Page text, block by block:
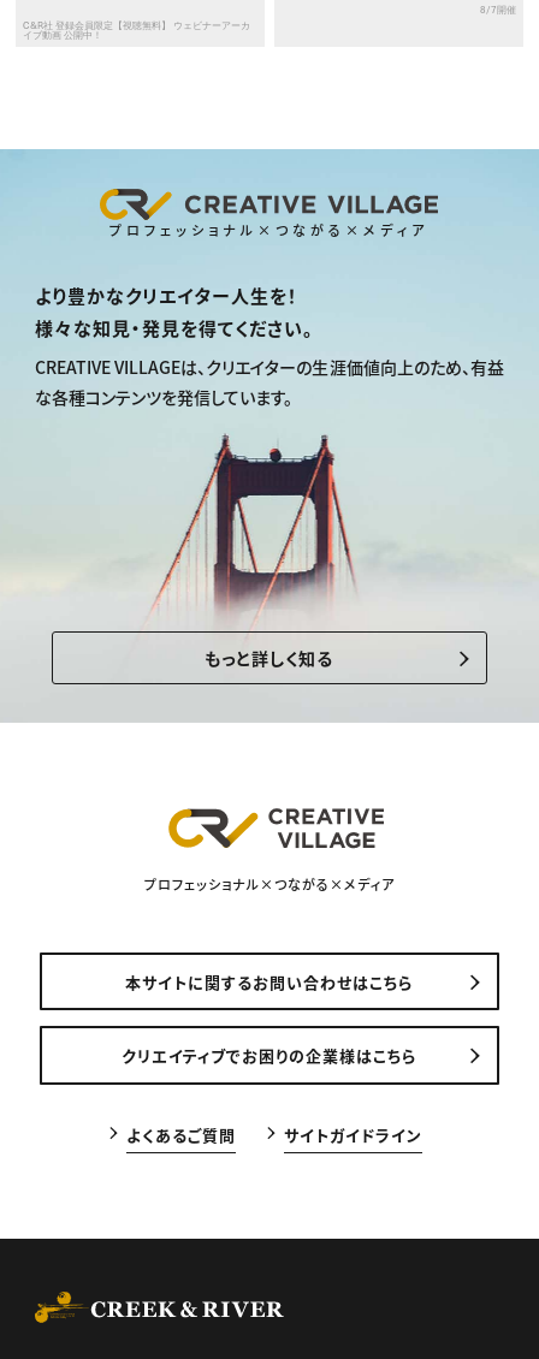
C&R社 登録会員限定【視聴無料】 ウェビナーアーカ
イブ動画 公開中！
8/7開催
プロフェッショナル×つながる×メディア
より豊かなクリエイター人生を！
様々な知見・発見を得てください。
CREATIVE VILLAGEは、クリエイターの生涯価値向上のため、有益
な各種コンテンツを発信しています。
もっと詳しく知る
プロフェッショナル×つながる×メディア
本サイトに関するお問い合わせはこちら
クリエイティブでお困りの企業様はこちら
よくあるご質問 サイトガイドライン